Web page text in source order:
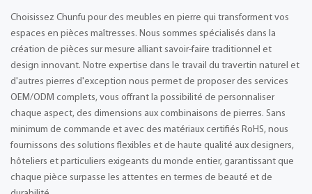
Choisissez Chunfu pour des meubles en pierre qui transforment vos
espaces en pièces maîtresses. Nous sommes spécialisés dans la
création de pièces sur mesure alliant savoir-faire traditionnel et
design innovant. Notre expertise dans le travail du travertin naturel et
d'autres pierres d'exception nous permet de proposer des services
OEM/ODM complets, vous offrant la possibilité de personnaliser
chaque aspect, des dimensions aux combinaisons de pierres. Sans
minimum de commande et avec des matériaux certifiés RoHS, nous
fournissons des solutions flexibles et de haute qualité aux designers,
hôteliers et particuliers exigeants du monde entier, garantissant que
chaque pièce surpasse les attentes en termes de beauté et de